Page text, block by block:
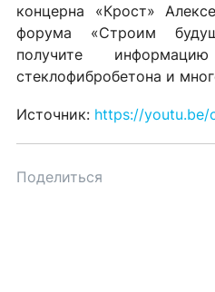
концерна «Крост»
форума «Строим
получите
стеклофибробетона и
Источник: https://youtu.be/
Поделиться